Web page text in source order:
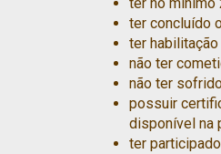
ter concluído
ter
não ter
não ter
possuir
disponível na
ter